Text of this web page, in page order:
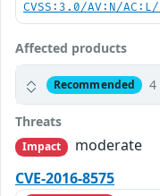
CVSS:3.0/AV:N/
Affected products
Recommended 4
Threats
Impact
moderate
CVE-2016-8575